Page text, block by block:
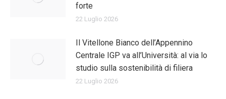
forte
22 Luglio 2026
Il Vitellone Bianco dell’Appennino
Centrale IGP va all’Università: al via lo
studio sulla sostenibilità di filiera
22 Luglio 2026